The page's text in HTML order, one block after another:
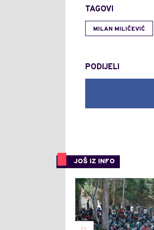
TAGOVI
MILAN MILIČEVIĆ
PODIJELI
JOŠ IZ INFO